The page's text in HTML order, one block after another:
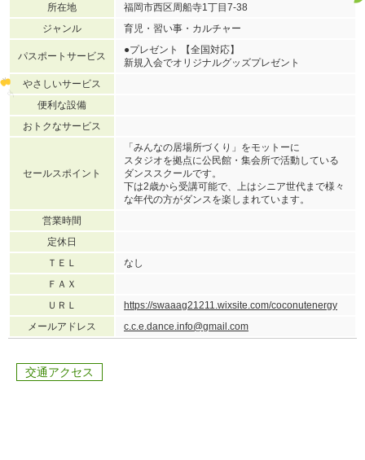
所在地
福岡市西区周船寺1丁目7-38
ジャンル
育児・習い事・カルチャー
パスポートサービス
●プレゼント 【全国対応】
新規入会でオリジナルグッズプレゼント
やさしいサービス
便利な設備
おトクなサービス
セールスポイント
「みんなの居場所づくり」をモットーに
スタジオを拠点に公民館・集会所で活動している
ダンススクールです。
下は2歳から受講可能で、上はシニア世代まで様々
な年代の方がダンスを楽しまれています。
営業時間
定休日
ＴＥＬ
なし
ＦＡＸ
ＵＲＬ
https://swaaag21211.wixsite.com/coconutenergy
メールアドレス
c.c.e.dance.info@gmail.com
交通アクセス